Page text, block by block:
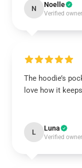
N Noelle
Verified owner
The hoodie’s
love how it
L Luna
Verified owner